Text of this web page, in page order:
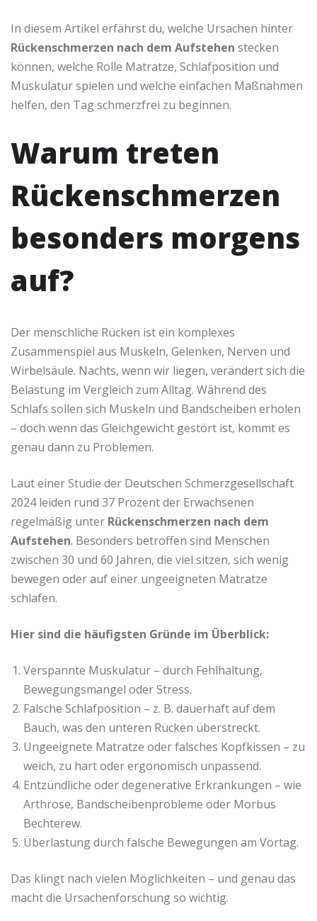
In diesem Artikel erfährst du, welche Ursachen hinter
Rückenschmerzen nach dem Aufstehen stecken
können, welche Rolle Matratze, Schlafposition und
Muskulatur spielen und welche einfachen Maßnahmen
helfen, den Tag schmerzfrei zu beginnen.
Warum treten
Rückenschmerzen
besonders morgens
auf?
Der menschliche Rücken ist ein komplexes
Zusammenspiel aus Muskeln, Gelenken, Nerven und
Wirbelsäule. Nachts, wenn wir liegen, verändert sich die
Belastung im Vergleich zum Alltag. Während des
Schlafs sollen sich Muskeln und Bandscheiben erholen
– doch wenn das Gleichgewicht gestört ist, kommt es
genau dann zu Problemen.
Laut einer Studie der Deutschen Schmerzgesellschaft
2024 leiden rund 37 Prozent der Erwachsenen
regelmäßig unter Rückenschmerzen nach dem
Aufstehen. Besonders betroffen sind Menschen
zwischen 30 und 60 Jahren, die viel sitzen, sich wenig
bewegen oder auf einer ungeeigneten Matratze
schlafen.
Hier sind die häufigsten Gründe im Überblick:
Verspannte Muskulatur – durch Fehlhaltung,
Bewegungsmangel oder Stress.
Falsche Schlafposition – z. B. dauerhaft auf dem
Bauch, was den unteren Rücken überstreckt.
Ungeeignete Matratze oder falsches Kopfkissen – zu
weich, zu hart oder ergonomisch unpassend.
Entzündliche oder degenerative Erkrankungen – wie
Arthrose, Bandscheibenprobleme oder Morbus
Bechterew.
Überlastung durch falsche Bewegungen am Vortag.
Das klingt nach vielen Möglichkeiten – und genau das
macht die Ursachenforschung so wichtig.